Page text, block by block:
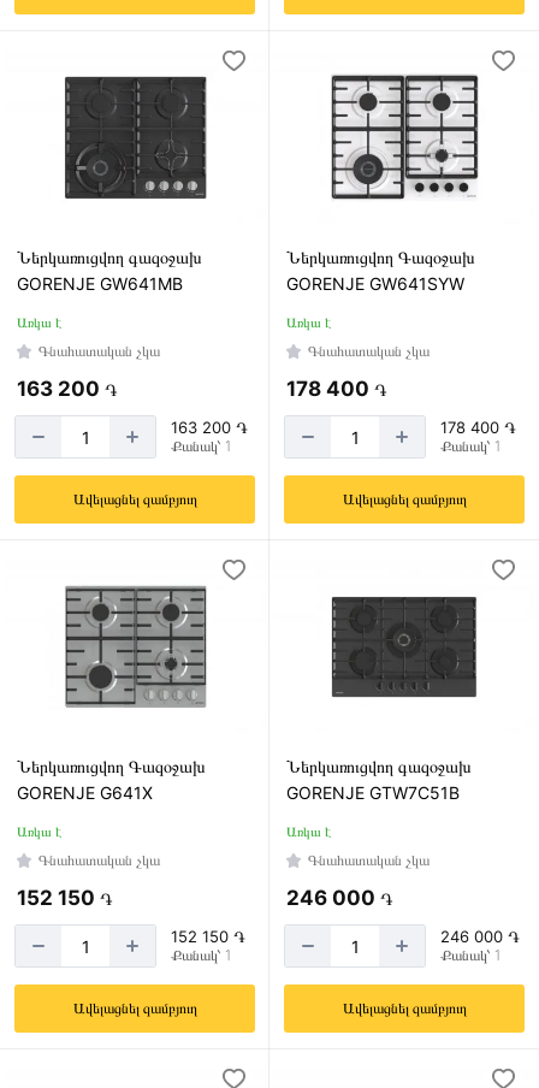
Ներկառուցվող գազօջախ
GORENJE GW641MB
Առկա է
Գնահատական չկա
163 200 ֏
163 200 ֏
Քանակ՝ 1
Ավելացնել զամբյուղ
Ներկառուցվող Գազօջախ
GORENJE GW641SYW
Առկա է
Գնահատական չկա
178 400 ֏
178 400 ֏
Քանակ՝ 1
Ավելացնել զամբյուղ
Ներկառուցվող Գազօջախ
GORENJE G641X
Առկա է
Գնահատական չկա
152 150 ֏
152 150 ֏
Քանակ՝ 1
Ավելացնել զամբյուղ
Ներկառուցվող գազօջախ
GORENJE GTW7C51B
Առկա է
Գնահատական չկա
246 000 ֏
246 000 ֏
Քանակ՝ 1
Ավելացնել զամբյուղ